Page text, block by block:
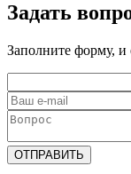
Задать
Заполните форму, и
ОТПРАВИТЬ